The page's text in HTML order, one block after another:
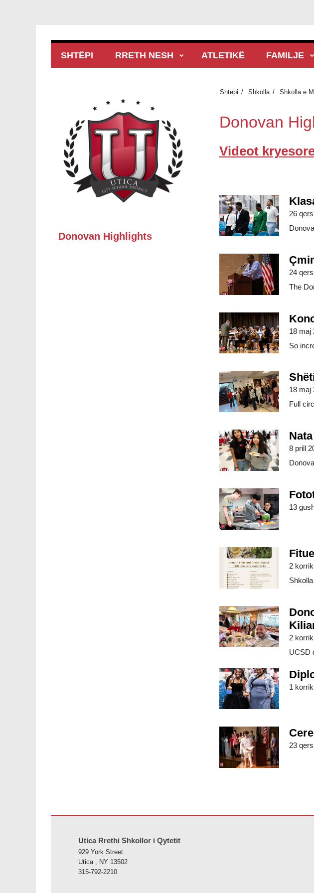
SHTËPI RRETH NESH ATLETIKË FAMILJE
Shtëpi Shkolla Shkolla e
Donovan
Videot
26
24
The
18 maj
So
18 maj
Full
8 prill
13
2
2
UCSD
1
23
Donovan Highlights
Utica Rrethi Shkollor i Qytetit
929 York Street
Utica , NY 13502
315-792-2210